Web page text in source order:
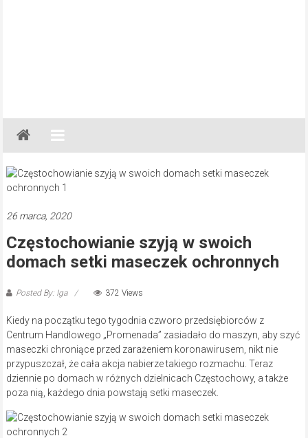
Gazeta
Regionalna
Częstochowa,
Kłobuck,
Myszków
26 marca, 2020
Częstochowianie szyją w swoich
domach setki maseczek ochronnych
Posted By: Iga 372 Views
Kiedy na początku tego tygodnia czworo przedsiębiorców z
Centrum Handlowego „Promenada” zasiadało do maszyn, aby szyć
maseczki chroniące przed zarażeniem koronawirusem, nikt nie
przypuszczał, że cała akcja nabierze takiego rozmachu. Teraz
dziennie po domach w różnych dzielnicach Częstochowy, a także
poza nią, każdego dnia powstają setki maseczek.